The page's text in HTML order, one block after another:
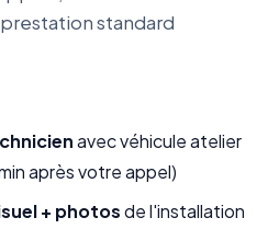
standard
avec véhicule atelier
après votre appel)
+ photosde l'installation